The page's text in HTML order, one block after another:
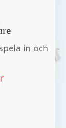
in och